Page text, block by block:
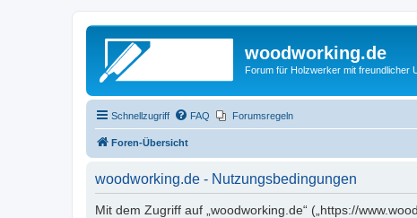
woodworking.de
Forum für Holzwerker mit freundlicher
Schnellzugriff FAQ Forumsregeln
Foren-Übersicht
woodworking.de - Nutzungsbedingungen
Mit dem Zugriff auf „woodworking.de“ („https://